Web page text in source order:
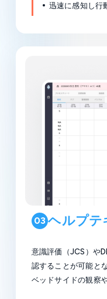
迅速に感知し行
03 ヘルプテ
意識評価（JCS）や
認することが可能と
ベッドサイドの観察